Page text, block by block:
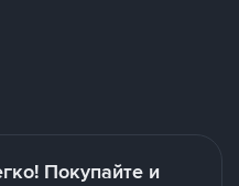
Покупайте и